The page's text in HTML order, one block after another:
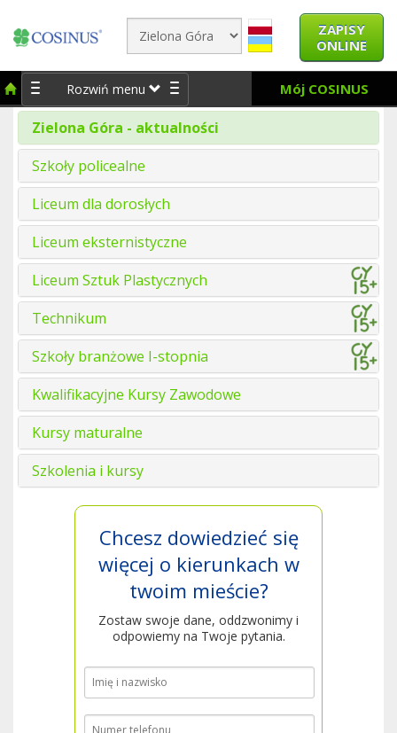
ZAPISY
ONLINE
Rozwiń menu Mój COSINUS
Zielona Góra - aktualności
Szkoły policealne
Liceum dla dorosłych
Liceum eksternistyczne
Liceum Sztuk Plastycznych
Technikum
Szkoły branżowe I-stopnia
Kwalifikacyjne Kursy Zawodowe
Kursy maturalne
Szkolenia i kursy
Chcesz dowiedzieć się
więcej o kierunkach w
twoim mieście?
Zostaw swoje dane, oddzwonimy i
odpowiemy na Twoje pytania.